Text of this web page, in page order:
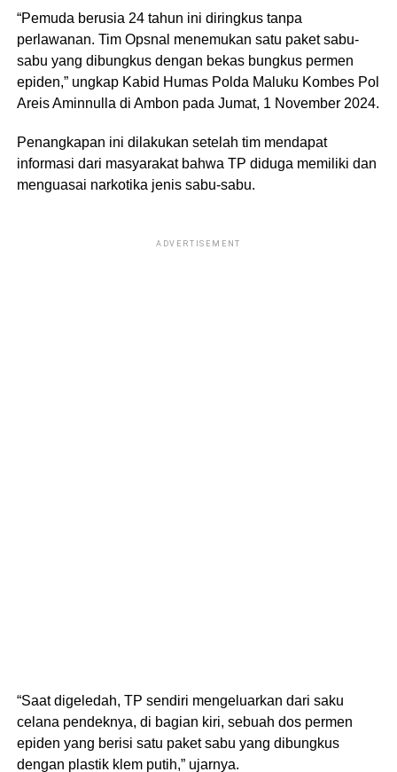
“Pemuda berusia 24 tahun ini diringkus tanpa
perlawanan. Tim Opsnal menemukan satu paket sabu-
sabu yang dibungkus dengan bekas bungkus permen
epiden,” ungkap Kabid Humas Polda Maluku Kombes Pol
Areis Aminnulla di Ambon pada Jumat, 1 November 2024.
Penangkapan ini dilakukan setelah tim mendapat
informasi dari masyarakat bahwa TP diduga memiliki dan
menguasai narkotika jenis sabu-sabu.
ADVERTISEMENT
“Saat digeledah, TP sendiri mengeluarkan dari saku
celana pendeknya, di bagian kiri, sebuah dos permen
epiden yang berisi satu paket sabu yang dibungkus
dengan plastik klem putih,” ujarnya.